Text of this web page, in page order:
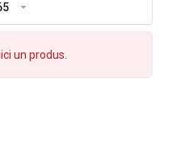
un produs.